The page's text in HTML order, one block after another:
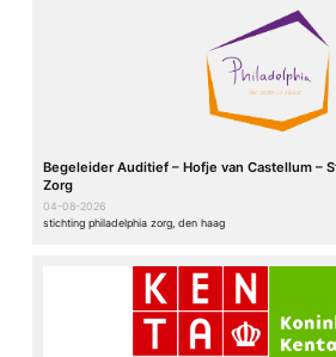
Begeleider Auditief – Hofje van Castellum –
Zorg
04-08-2026
stichting philadelphia zorg, den haag